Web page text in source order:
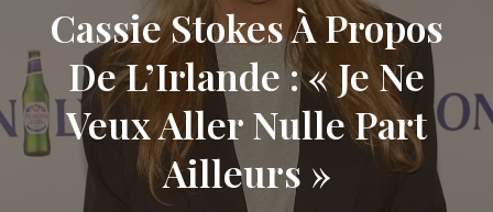
Cassie Stokes À Propos
De L’Irlande : « Je Ne
Veux Aller Nulle Part
Ailleurs »